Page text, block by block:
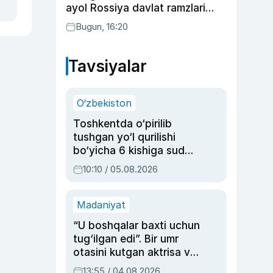
ayol Rossiya davlat ramzlari
tushirilgan poyandoz haqida
Bugun, 16:20
Tavsiyalar
O‘zbekiston
Toshkentda o‘pirilib
tushgan yo‘l qurilishi
bo‘yicha 6 kishiga sud
hukmi o‘qildi
10:10 / 05.08.2026
Madaniyat
“U boshqalar baxti uchun
tug‘ilgan edi”. Bir umr
otasini kutgan aktrisa va
dublyaj ustasi Rimma